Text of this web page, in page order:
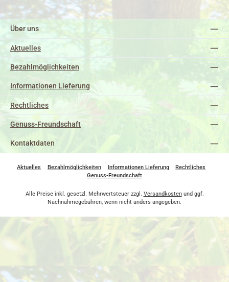
Über uns
Aktuelles
Bezahlmöglichkeiten
Informationen Lieferung
Rechtliches
Genuss-Freundschaft
Kontaktdaten
Aktuelles Bezahlmöglichkeiten Informationen Lieferung
Rechtliches
Genuss-Freundschaft
Alle Preise inkl. gesetzl. Mehrwertsteuer zzgl. Versandkostenund ggf.
Nachnahmegebühren, wenn nicht anders angegeben.